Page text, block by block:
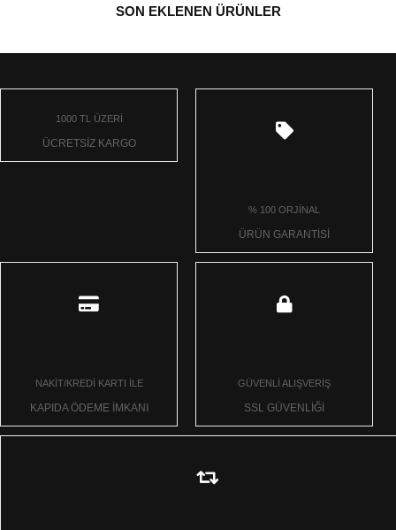
SON EKLENEN ÜRÜNLER
1000 TL ÜZERİ
ÜCRETSİZ KARGO
% 100 ORJİNAL
ÜRÜN GARANTİSİ
NAKİT/KREDİ KARTI İLE
KAPIDA ÖDEME İMKANI
GÜVENLİ ALIŞVERİŞ
SSL GÜVENLİĞİ